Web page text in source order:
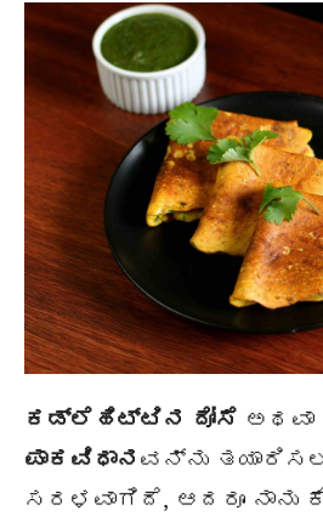
ಕಡ್ಲೆಹಿಟ್ಟಿನ ದೋಸೆ ಅಥವಾ
ಪಾಕವಿಧಾನ ವನ್ನು
ಸರಳವಾಗಿದೆ, ಆದರೂ ನಾನು